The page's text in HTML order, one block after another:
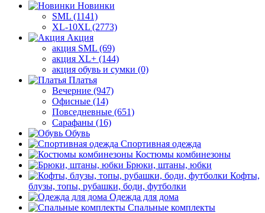
Новинки
SML (1141)
XL-10XL (2773)
Акция
акция SML (69)
акция XL+ (144)
акция обувь и сумки (0)
Платья
Вечерние (947)
Офисные (14)
Повседневные (651)
Сарафаны (16)
Обувь
Спортивная одежда
Костюмы комбинезоны
Брюки, штаны, юбки
Кофты,
блузы, топы, рубашки, боди, футболки
Одежда для дома
Спальные комплекты